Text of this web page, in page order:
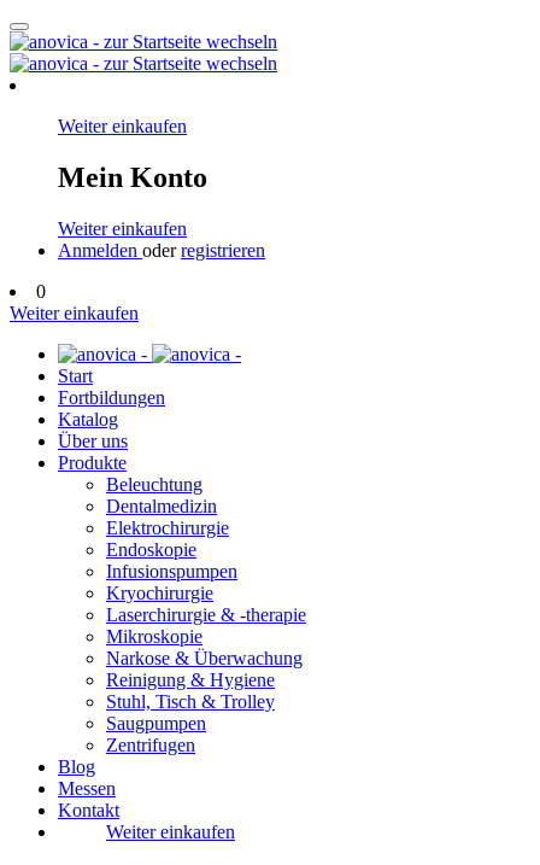
Weiter einkaufen
Mein Konto
Weiter einkaufen
Anmelden oderregistrieren
0
Weiter einkaufen
Start
Fortbildungen
Katalog
Über uns
Produkte
Beleuchtung
Dentalmedizin
Elektrochirurgie
Endoskopie
Infusionspumpen
Kryochirurgie
Laserchirurgie & -therapie
Mikroskopie
Narkose & Überwachung
Reinigung & Hygiene
Stuhl, Tisch & Trolley
Saugpumpen
Zentrifugen
Blog
Messen
Kontakt
Weiter einkaufen